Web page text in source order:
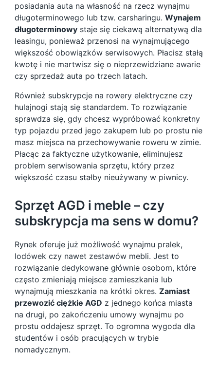
posiadania auta na własność na rzecz wynajmu
długoterminowego lub tzw. carsharingu. Wynajem
długoterminowy staje się ciekawą alternatywą dla
leasingu, ponieważ przenosi na wynajmującego
większość obowiązków serwisowych. Płacisz stałą
kwotę i nie martwisz się o nieprzewidziane awarie
czy sprzedaż auta po trzech latach.
Również subskrypcje na rowery elektryczne czy
hulajnogi stają się standardem. To rozwiązanie
sprawdza się, gdy chcesz wypróbować konkretny
typ pojazdu przed jego zakupem lub po prostu nie
masz miejsca na przechowywanie roweru w zimie.
Płacąc za faktyczne użytkowanie, eliminujesz
problem serwisowania sprzętu, który przez
większość czasu stałby nieużywany w piwnicy.
Sprzęt AGD i meble – czy
subskrypcja ma sens w domu?
Rynek oferuje już możliwość wynajmu pralek,
lodówek czy nawet zestawów mebli. Jest to
rozwiązanie dedykowane głównie osobom, które
często zmieniają miejsce zamieszkania lub
wynajmują mieszkania na krótki okres. Zamiast
przewozić ciężkie AGD z jednego końca miasta
na drugi, po zakończeniu umowy wynajmu po
prostu oddajesz sprzęt. To ogromna wygoda dla
studentów i osób pracujących w trybie
nomadycznym.